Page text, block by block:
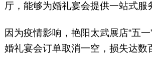
厅，能够为婚礼宴会提供一站式服
因为疫情影响，艳阳太武展店“五
婚礼宴会订单取消一空，损失达数